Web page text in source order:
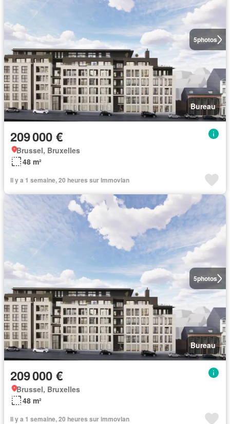
5photos
Bureau
209 000 €
Brussel, Bruxelles
48 m²
Il y a 1 semaine, 20 heures sur Immovlan
5photos
Bureau
209 000 €
Brussel, Bruxelles
48 m²
Il y a 1 semaine, 20 heures sur immovlan